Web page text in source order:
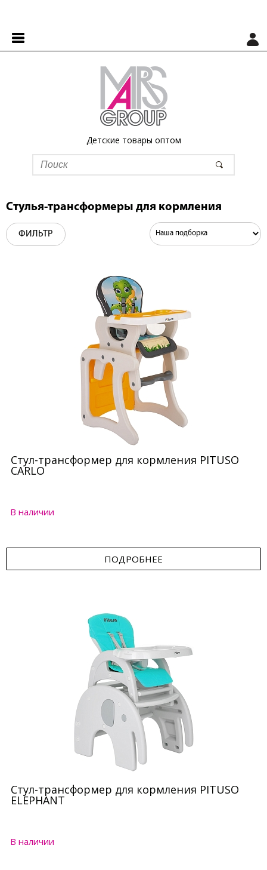
Детские товары оптом
Стулья-трансформеры для кормления
ФИЛЬТР
Стул-трансформер для кормления PITUSO
CARLO
В наличии
ПОДРОБНЕЕ
Стул-трансформер для кормления PITUSO
ELEPHANT
В наличии